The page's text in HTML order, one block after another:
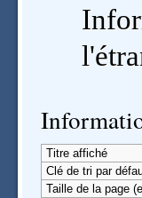
Titre affiché
Clé de tri par
Taille de la page